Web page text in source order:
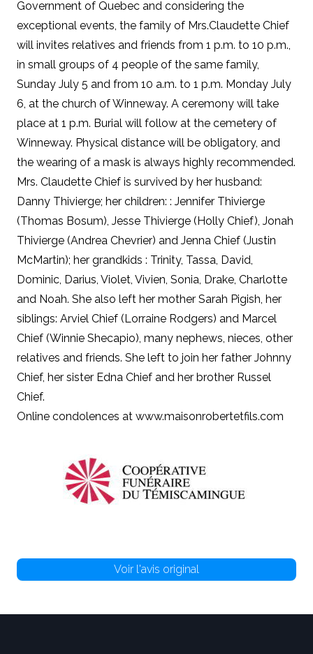
Government of Quebec and considering the
exceptional events, the family of Mrs.Claudette Chief
will invites relatives and friends from 1 p.m. to 10 p.m.,
in small groups of 4 people of the same family,
Sunday July 5 and from 10 a.m. to 1 p.m. Monday July
6, at the church of Winneway. A ceremony will take
place at 1 p.m. Burial will follow at the cemetery of
Winneway. Physical distance will be obligatory, and
the wearing of a mask is always highly recommended.
Mrs. Claudette Chief is survived by her husband:
Danny Thivierge; her children: : Jennifer Thivierge
(Thomas Bosum), Jesse Thivierge (Holly Chief), Jonah
Thivierge (Andrea Chevrier) and Jenna Chief (Justin
McMartin); her grandkids : Trinity, Tassa, David,
Dominic, Darius, Violet, Vivien, Sonia, Drake, Charlotte
and Noah. She also left her mother Sarah Pigish, her
siblings: Arviel Chief (Lorraine Rodgers) and Marcel
Chief (Winnie Shecapio), many nephews, nieces, other
relatives and friends. She left to join her father Johnny
Chief, her sister Edna Chief and her brother Russel
Chief.
Online condolences at www.maisonrobertetfils.com
Voir l'avis original